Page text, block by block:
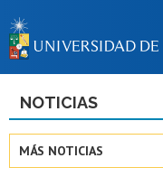
NOTICIAS
MÁS NOTICIAS